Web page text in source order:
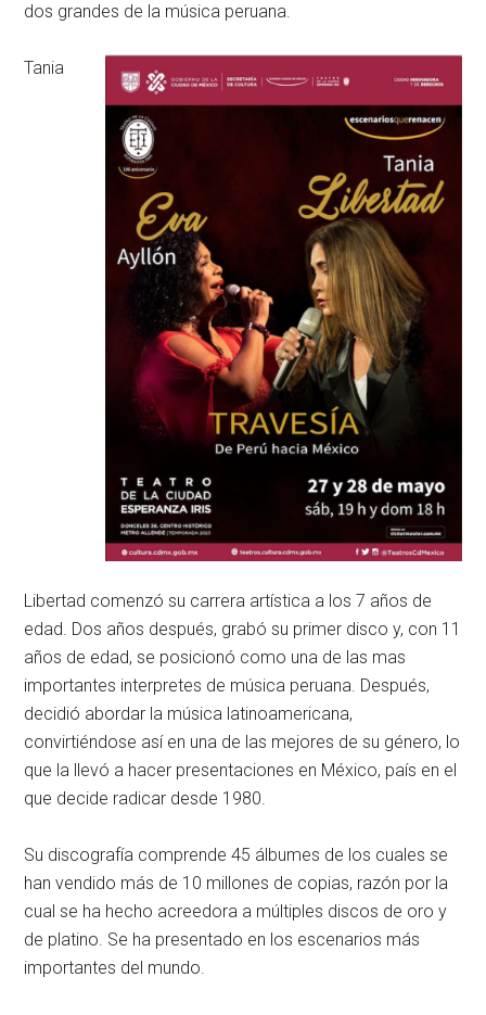
dos grandes de la música peruana.
Tania
Libertad comenzó su carrera artística a los 7 años de
edad. Dos años después, grabó su primer disco y, con 11
años de edad, se posicionó como una de las mas
importantes interpretes de música peruana. Después,
decidió abordar la música latinoamericana,
convirtiéndose así en una de las mejores de su género, lo
que la llevó a hacer presentaciones en México, país en el
que decide radicar desde 1980.
Su discografía comprende 45 álbumes de los cuales se
han vendido más de 10 millones de copias, razón por la
cual se ha hecho acreedora a múltiples discos de oro y
de platino. Se ha presentado en los escenarios más
importantes del mundo.